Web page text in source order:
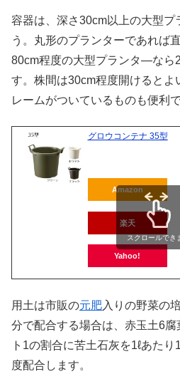
容器は、深さ30cm以上の大型プ
う。丸形のプランターであれば
80cm程度の大型プランタ―なら
す。株間は30cm程度開けるとよ
レームがついているものも便利で
グロウコンテナ 35型
Amazon
楽天
Yahoo!
スクロールでき
用土は市販の元肥入りの野菜の
分で配合する場合は、赤玉土6腐
ト1の割合に苦土石灰を1ℓあたり
度配合します。
LINE